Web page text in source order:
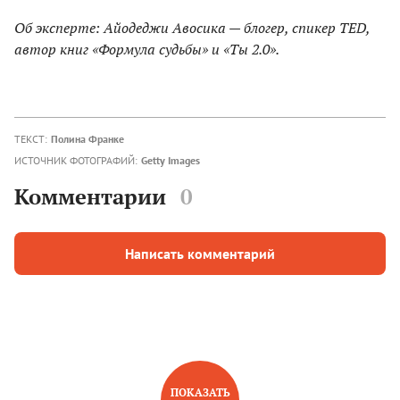
Об эксперте: Айодеджи Авосика — блогер, спикер TED,
автор книг «Формула судьбы» и «Ты 2.0».
ТЕКСТ: Полина Франке
ИСТОЧНИК ФОТОГРАФИЙ: Getty Images
Комментарии 0
Написать комментарий
ПОКАЗАТЬ